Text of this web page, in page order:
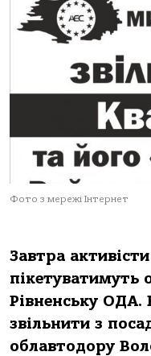
Фото з мережі Інтернет
Завтра
пікетуватимуть
Рівненську ОДА.
звільнити з
облавтодору